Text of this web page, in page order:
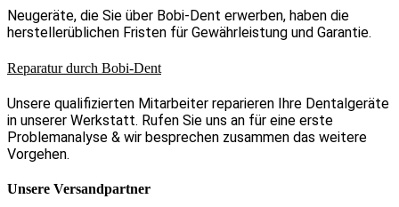
Neugeräte, die Sie über Bobi-Dent erwerben, haben die
herstellerüblichen Fristen für Gewährleistung und Garantie.
Reparatur durch Bobi-Dent
Unsere qualifizierten Mitarbeiter reparieren Ihre Dentalgeräte
in unserer Werkstatt. Rufen Sie uns an für eine erste
Problemanalyse & wir besprechen zusammen das weitere
Vorgehen.
Unsere Versandpartner